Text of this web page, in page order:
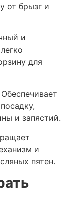
от брызг и
и
для
Обеспечивает
и запястий.
и
пятен.